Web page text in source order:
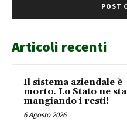
Articoli recenti
Il sistema aziendale è
morto. Lo Stato ne sta
mangiando i resti!
6 Agosto 2026